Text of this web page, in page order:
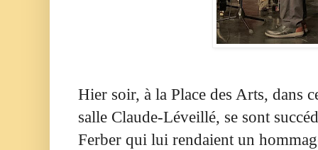
Hier soir, à la Place des Arts, dans
salle Claude-Léveillé, se sont
Ferber qui lui rendaient un